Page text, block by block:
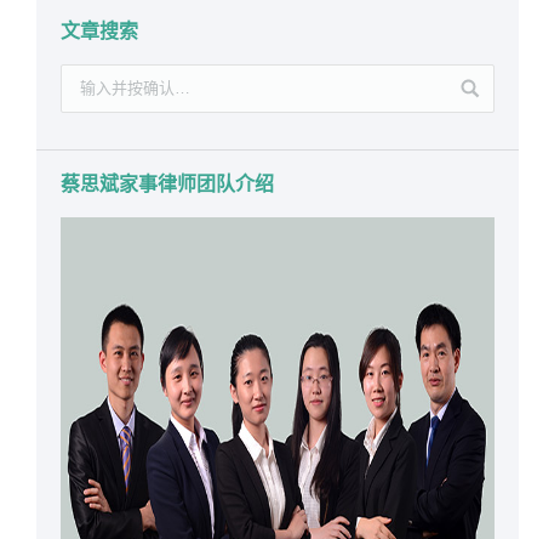
文章搜索
蔡思斌家事律师团队介绍